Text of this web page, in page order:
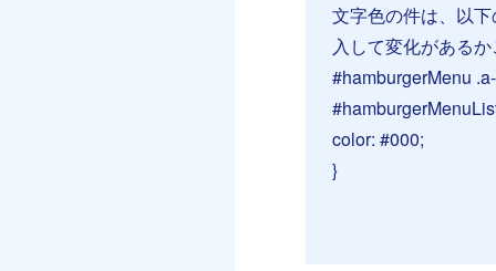
文字色の件は、以
入して変化がある
#hamburgerMenu
color: #000;
}